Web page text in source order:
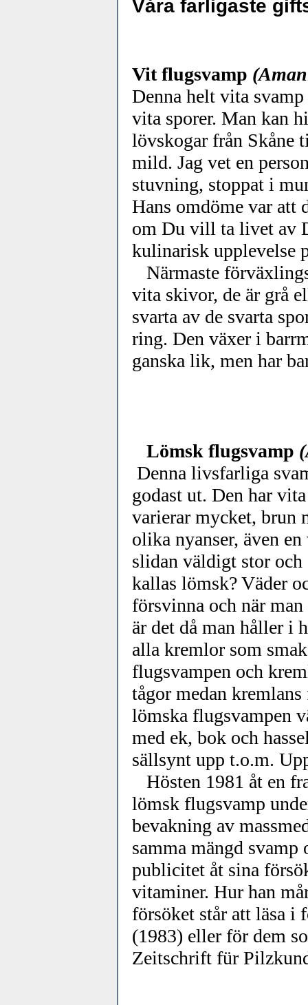
Våra farligaste
Vit flugsvamp
Denna helt vita
vita sporer. Man kan
lövskogar från Skåne
mild. Jag vet en
stuvning, stoppat i
Hans omdöme var att
om Du vill ta livet av
kulinarisk upplevelse
Närmaste
vita skivor, de är grå
svarta av de svarta
ring. Den växer i
ganska lik, men har
Lömsk flugsvamp
Denna livsfarliga
godast ut. Den har
varierar mycket, brun
olika nyanser, även
slidan väldigt stor och
kallas lömsk? Väder
försvinna och när
är det då man håller i
alla kremlor som
flugsvampen och
tågor medan
lömska flugsvampen
med ek, bok och
sällsynt upp t.o.m.
Hösten 1981 åt en
lömsk flugsvamp
bevakning av
samma mängd
publicitet åt sina
vitaminer. Hur han
försöket står att läsa i
(1983) eller för dem
Zeitschrift für